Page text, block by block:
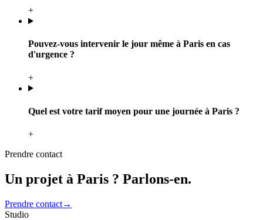
+
Pouvez-vous intervenir le jour même à Paris en cas
d'urgence ?
+
Quel est votre tarif moyen pour une journée à Paris ?
+
Prendre contact
Un projet à Paris ? Parlons-en.
Prendre contact→
Studio